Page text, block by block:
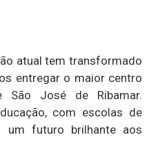
atual tem transformado
entregar o maior centro
São José de Ribamar.
com escolas de
um futuro brilhante aos